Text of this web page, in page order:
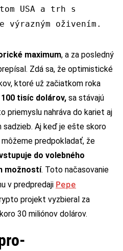
USA a trh s
výrazným oživením.
maximum, a za posledný
Zdá sa, že optimistické
ktoré už začiatkom roka
100 tisíc dolárov, sa stávajú
priemyslu nahráva do kariet aj
sadzieb. Aj keď je ešte skoro
predpokladať, že
do volebného
možností. Toto načasovanie
v predpredaji Pepe
projekt vyzbieral za
30 miliónov dolárov.